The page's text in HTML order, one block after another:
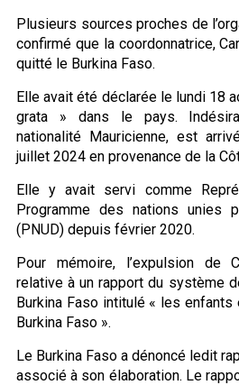
Plusieurs sources proches de
confirmé que la coordonnatrice,
quitté le Burkina Faso.
Elle avait été déclarée le lundi 18
grata » dans le pays.
nationalité Mauricienne, est
juillet 2024 en provenance de la
Elle y avait servi comme
Programme des nations unies
(PNUD) depuis février 2020.
Pour mémoire, l’expulsion de
relative à un rapport du système
Burkina Faso intitulé « les
Burkina Faso ».
Le Burkina Faso a dénoncé ledit
associé à son élaboration. Le